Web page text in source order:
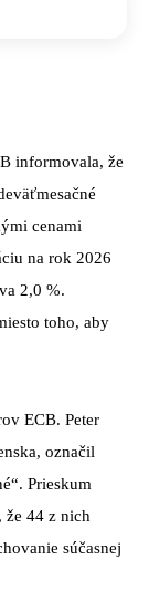
informovala, že
cenami
na rok 2026
2,0 %.
toho, aby
ECB. Peter
označil
Prieskum
že 44 z nich
súčasnej